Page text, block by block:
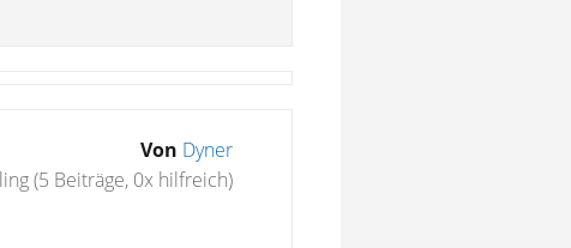
Von Dyner
(5 Beiträge, 0x hilfreich)